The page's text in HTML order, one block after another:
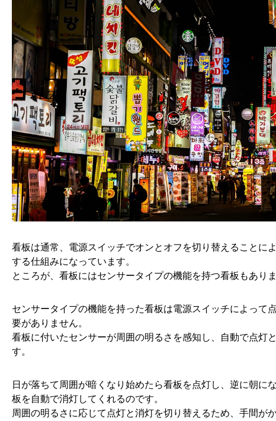
看板は通常、電源スイッチでオンとオフを切り替えることに
する仕組みになっています。
ところが、看板にはセンサータイプの機能を持つ看板もありま
センサータイプの機能を持った看板は電源スイッチによって
要がありません。
看板に付いたセンサーが周囲の明るさを感知し、自動で点灯
す。
日が落ちて周囲が暗くなり始めたら看板を点灯し、逆に朝に
板を自動で消灯してくれるのです。
周囲の明るさに応じて点灯と消灯を切り替えるため、手間が